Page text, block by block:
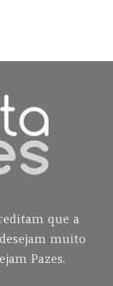
que a
muito
Pazes.